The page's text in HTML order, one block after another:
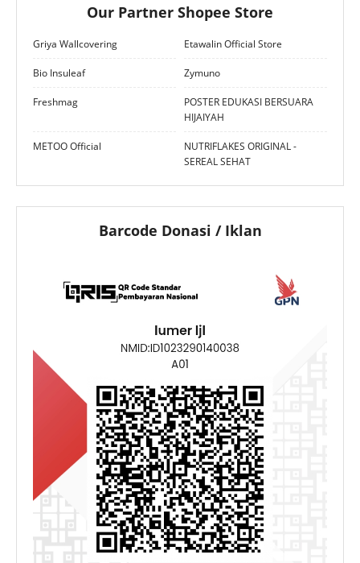
Our Partner Shopee Store
Griya Wallcovering Etawalin Official Store
Bio Insuleaf Zymuno
Freshmag
POSTER EDUKASI BERSUARA
HIJAIYAH
METOO Official
NUTRIFLAKES ORIGINAL -
SEREAL SEHAT
Barcode Donasi / Iklan